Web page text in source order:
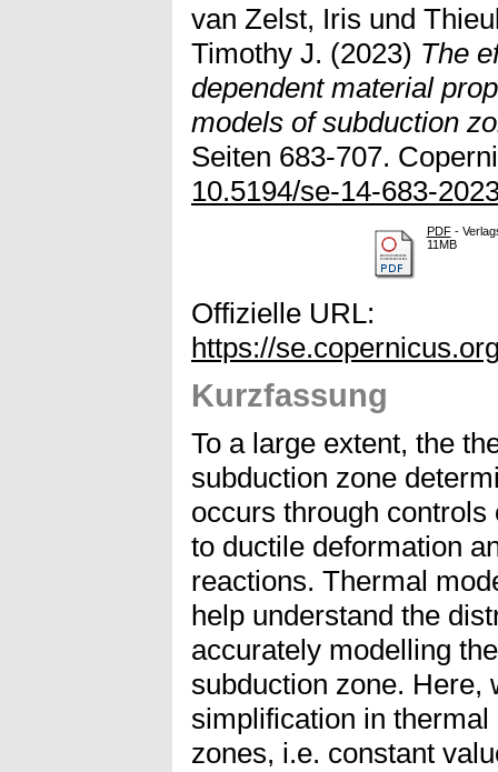
van Zelst, Iris und
Timothy J. (2023) The
dependent material
models of subduction
Seiten 683-707.
10.5194/se-14-683-
PDF-
11MB
Offizielle URL:
https://
Kurzfassung
To a large extent, the
subduction zone
occurs through
to ductile deformation
reactions. Thermal
help understand the
accurately modelling
subduction zone. Here,
simplification in
zones, i.e. constant